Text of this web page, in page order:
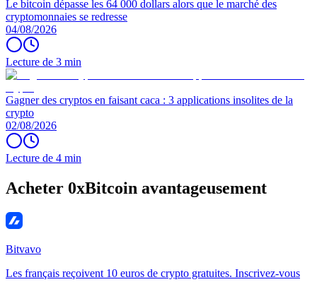
Le bitcoin dépasse les 64 000 dollars alors que le marché des
cryptomonnaies se redresse
04/08/2026
Lecture de 3 min
Gagner des cryptos en faisant caca : 3 applications insolites de la
crypto
02/08/2026
Lecture de 4 min
Acheter 0xBitcoin avantageusement
Bitvavo
Les français reçoivent 10 euros de crypto gratuites. Inscrivez-vous